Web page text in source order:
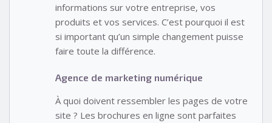
informations sur votre entreprise, vos
produits et vos services. C’est pourquoi il est
si important qu’un simple changement puisse
faire toute la différence.
Agence de marketing numérique
À quoi doivent ressembler les pages de votre
site ? Les brochures en ligne sont parfaites